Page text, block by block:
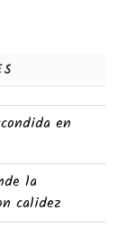
en
la
calidez